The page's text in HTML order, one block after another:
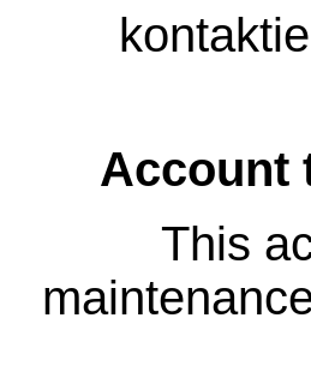
Account
This